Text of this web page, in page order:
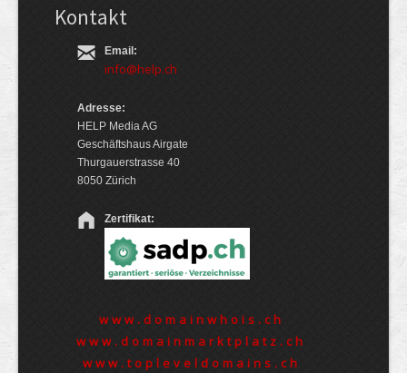
Kontakt
Email:
info@help.ch
Adresse:
HELP Media AG
Geschäftshaus Airgate
Thurgauerstrasse 40
8050 Zürich
Zertifikat:
www.domainwhois.ch
www.domainmarktplatz.ch
www.topleveldomains.ch